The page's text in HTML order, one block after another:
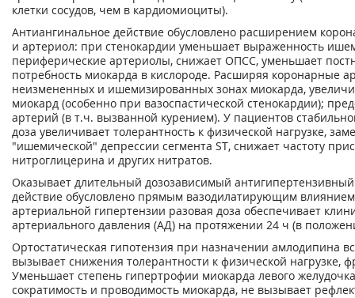
клетки сосудов, чем в кардиомиоциты).
Антиангинальное действие обусловлено расширением
и артериол: при стенокардии уменьшает выраженность
периферические артериолы, снижает ОПСС, уменьшает
потребность миокарда в кислороде. Расширяя коронарные
неизмененных и ишемизированных зонах миокарда,
миокард (особенно при вазоспастической стенокардии);
артерий (в т.ч. вызванной курением). У пациентов
доза увеличивает толерантность к физической нагрузке,
"ишемической" депрессии сегмента ST, снижает частоту
нитроглицерина и других нитратов.
Оказывает длительный дозозависимый
действие обусловлено прямым вазодилатирующим
артериальной гипертензии разовая доза обеспечивает
артериального давления (АД) на протяжении 24 ч (в
Ортостатическая гипотензия при назначении амлодипина
вызывает снижения толерантности к физической нагрузке,
Уменьшает степень гипертрофии миокарда левого
сократимость и проводимость миокарда, не вызывает